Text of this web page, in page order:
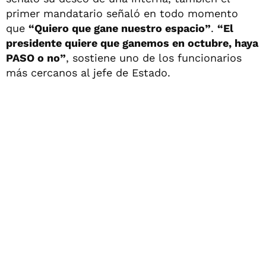
primer mandatario señaló en todo momento
que “Quiero que gane nuestro espacio”. “El
presidente quiere que ganemos en octubre, haya
PASO o no”, sostiene uno de los funcionarios
más cercanos al jefe de Estado.